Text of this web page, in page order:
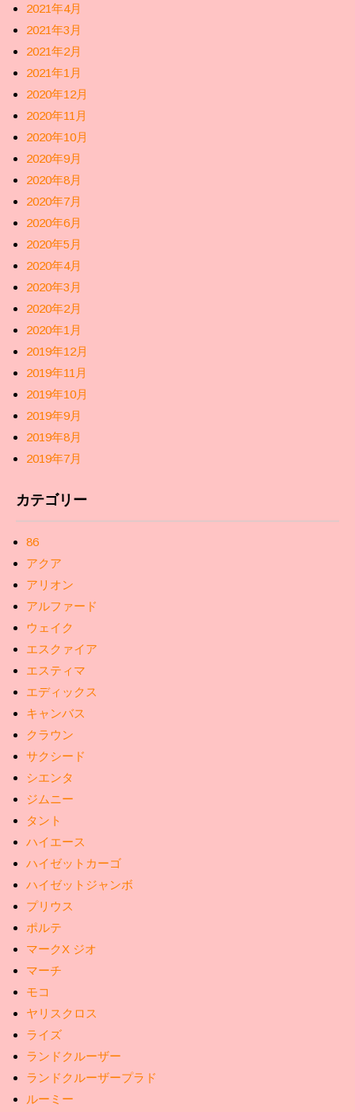
2021年4月
2021年3月
2021年2月
2021年1月
2020年12月
2020年11月
2020年10月
2020年9月
2020年8月
2020年7月
2020年6月
2020年5月
2020年4月
2020年3月
2020年2月
2020年1月
2019年12月
2019年11月
2019年10月
2019年9月
2019年8月
2019年7月
カテゴリー
86
アクア
アリオン
アルファード
ウェイク
エスクァイア
エスティマ
エディックス
キャンバス
クラウン
サクシード
シエンタ
ジムニー
タント
ハイエース
ハイゼットカーゴ
ハイゼットジャンボ
プリウス
ポルテ
マークX ジオ
マーチ
モコ
ヤリスクロス
ライズ
ランドクルーザー
ランドクルーザープラド
ルーミー